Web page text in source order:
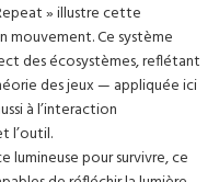
» illustre cette
mouvement. Ce système
des écosystèmes, reflétant
des jeux — appliquée ici
à l’interaction
l’outil.
lumineuse pour survivre, ce